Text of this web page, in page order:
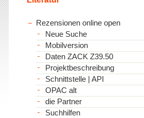
Rezensionen online open
Neue Suche
Mobilversion
Daten ZACK Z39.50
Projektbeschreibung
Schnittstelle | API
OPAC alt
die Partner
Suchhilfen